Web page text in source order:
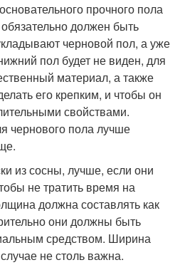
прочного пола
должен быть
черновой пол, а уже
пол будет не виден, для
материал, а также
его крепким, и чтобы он
свойствами.
чернового пола лучше
из сосны, лучше, если они
не тратить время на
должна составлять как
они должны быть
средством. Ширина
не столь важна.